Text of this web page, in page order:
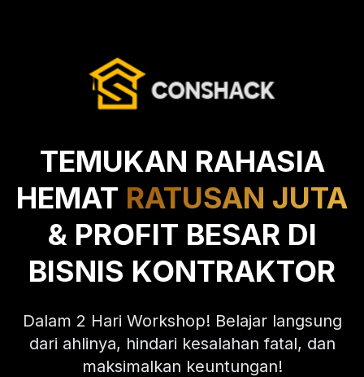
TEMUKAN RAHASIA
HEMAT RATUSAN JUTA
& PROFIT BESAR DI
BISNIS KONTRAKTOR
Dalam 2 Hari Workshop! Belajar langsung
dari ahlinya, hindari kesalahan fatal, dan
maksimalkan keuntungan!